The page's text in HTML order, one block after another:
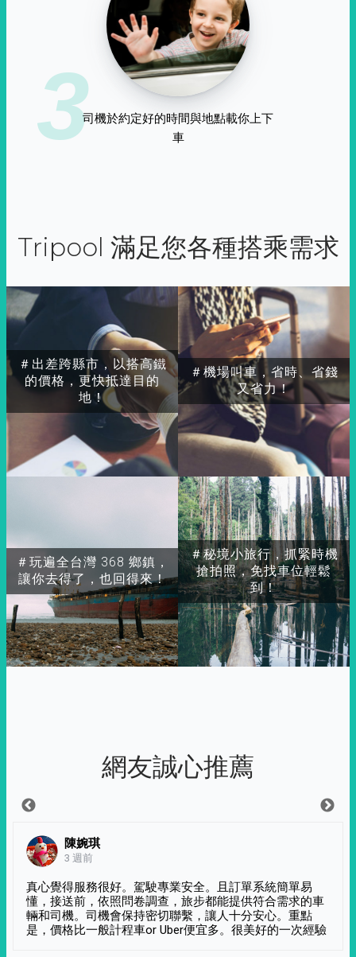
3司機於約定好的時間與地點載你上下
車
Tripool 滿足您各種搭乘需求
＃出差跨縣市，以搭高鐵
的價格，更快抵達目的
地！
＃玩遍全台灣 368 鄉鎮，
讓你去得了，也回得來！
＃秘境小旅行，抓緊時機
搶拍照，免找車位輕鬆
到！
＃機場叫車，省時、省錢
又省力！
網友誠心推薦
陳婉琪
3 週前
真心覺得服務很好。駕駛專業安全。且訂單系統簡單易
懂，接送前，依照問卷調查，旅步都能提供符合需求的車
輛和司機。司機會保持密切聯繫，讓人十分安心。重點
是，價格比一般計程車or Uber便宜多。很美好的一次經驗